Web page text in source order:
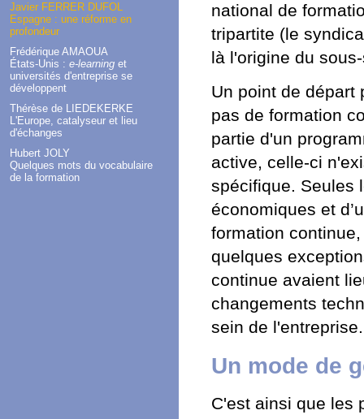
Javier FERRER DUFOL
Espagne : une réforme en
profondeur
Frédérique AMAOUA
États-Unis : e-learning et
universités d'entreprise se
développent
Thérèse de LIEDEKERKE
L'Europe, catalyseur et lieu
d'échanges
Hubert JOLY
Quelques mots du vocabulaire
de la formation
national de
tripartite (le
là l'origine du
Un point de départ
pas de formation
partie d'un
active, celle-ci
spécifique. Seules
économiques et
formation
quelques
continue avaient
changements
sein de l'entreprise.
Un mode de
C'est ainsi que les